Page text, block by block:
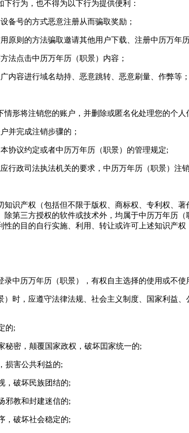
行为，也不得为以下行为提供便利：
备号的方式恶意注册从而骗取奖励；
原则的方法骗取邀请其他用户下载、注册中历万年
法点击中历万年历（职景）内容；
内容进行域名劫持、恶意跳转、恶意刷量、作弊等；
情形将注销您的账户，并删除或匿名化处理您的个人
并完成注销步骤的；
协议约定或者中历万年历（职景）的管理规定;
行政司法执法机关的要求，中历万年历（职景）注
知识产权（包括但不限于版权、商标权、专利权、
除第三方授权的软件或技术外，均属于中历万年历
的目的自行实施、利用、转让或许可上述知识产权
录中历万年历（职景），有权自主选择的使用或不
）时，应遵守法律法规、社会主义制度、国家利益
的;
秘密，颠覆国家政权，破坏囯家统一的;
损害公共利益的;
，破坏民族团结的;
邪教和封建迷信的;
，破坏社会稳定的;